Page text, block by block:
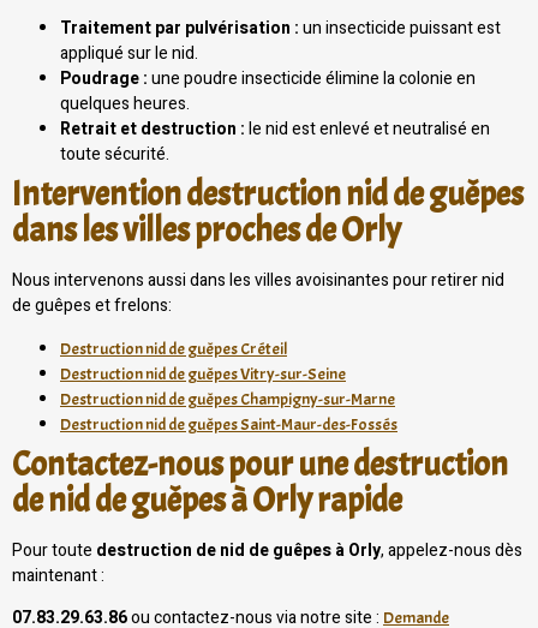
Traitement par pulvérisation :un insecticide puissant est
appliqué sur le nid.
Poudrage :une poudre insecticide élimine la colonie en
quelques heures.
Retrait et destruction :le nid est enlevé et neutralisé en
toute sécurité.
Intervention destruction nid de guêpes
dans les villes proches de Orly
Nous intervenons aussi dans les villes avoisinantes pour retirer nid
de guêpes et frelons:
Destruction nid de guêpes Créteil
Destruction nid de guêpes Vitry-sur-Seine
Destruction nid de guêpes Champigny-sur-Marne
Destruction nid de guêpes Saint-Maur-des-Fossés
Contactez-nous pour une destruction
de nid de guêpes à Orly rapide
Pour toute destruction de nid de guêpes à Orly, appelez-nous dès
maintenant :
07.83.29.63.86ou contactez-nous via notre site : Demande